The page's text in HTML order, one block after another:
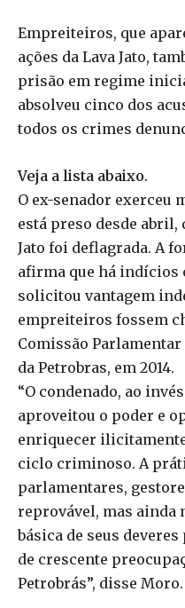
Empreiteiros, que
ações da Lava Jato,
prisão em regime
absolveu cinco dos
todos os crimes
Veja a lista abaixo.
O ex-senador exerceu
está preso desde abril,
Jato foi deflagrada. A
afirma que há indícios
solicitou vantagem
empreiteiros fossem
Comissão
da Petrobras, em 2014.
“O condenado, ao
aproveitou o poder e
enriquecer
ciclo criminoso. A
parlamentares,
reprovável, mas ainda
básica de seus
de crescente
Petrobrás”, disse Moro.